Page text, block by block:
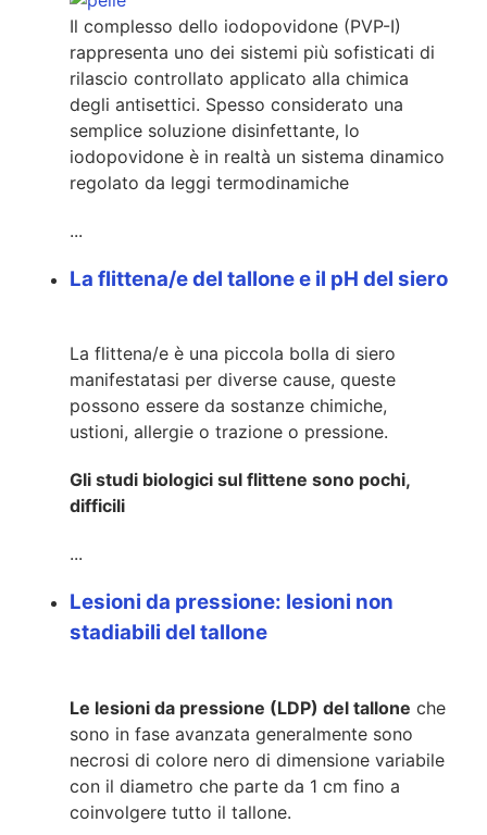
Il complesso dello iodopovidone (PVP-I)
rappresenta uno dei sistemi più sofisticati di
rilascio controllato applicato alla chimica
degli antisettici. Spesso considerato una
semplice soluzione disinfettante, lo
iodopovidone è in realtà un sistema dinamico
regolato da leggi termodinamiche
...
La flittena/e del tallone e il pH del siero
La flittena/e è una piccola bolla di siero
manifestatasi per diverse cause, queste
possono essere da sostanze chimiche,
ustioni, allergie o trazione o pressione.
Gli studi biologici sul flittene sono pochi,
difficili
...
Lesioni da pressione: lesioni non
stadiabili del tallone
Le lesioni da pressione (LDP) del tallone che
sono in fase avanzata generalmente sono
necrosi di colore nero di dimensione variabile
con il diametro che parte da 1 cm fino a
coinvolgere tutto il tallone.